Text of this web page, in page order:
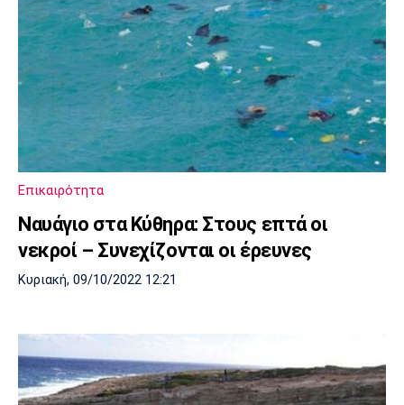
Επικαιρότητα
Ναυάγιο στα Κύθηρα: Στους επτά οι
νεκροί – Συνεχίζονται οι έρευνες
Κυριακή, 09/10/2022 12:21